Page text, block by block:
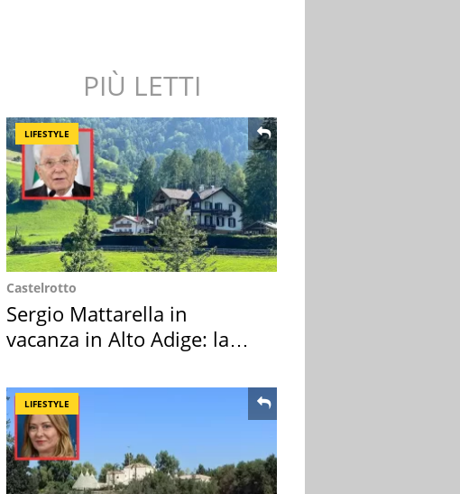
PIÙ LETTI
LIFESTYLE
Castelrotto
Sergio Mattarella in
vacanza in Alto Adige: la
LIFESTYLE